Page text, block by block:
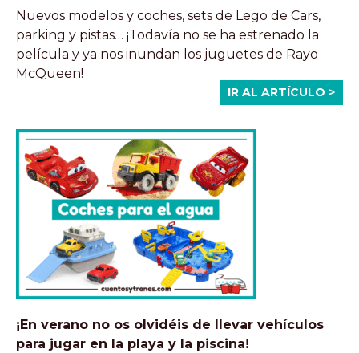
Nuevos modelos y coches, sets de Lego de Cars,
parking y pistas… ¡Todavía no se ha estrenado la
película y ya nos inundan los juguetes de Rayo
McQueen!
IR AL ARTÍCULO >
¡En verano no os olvidéis de llevar vehículos
para jugar en la playa y la piscina!